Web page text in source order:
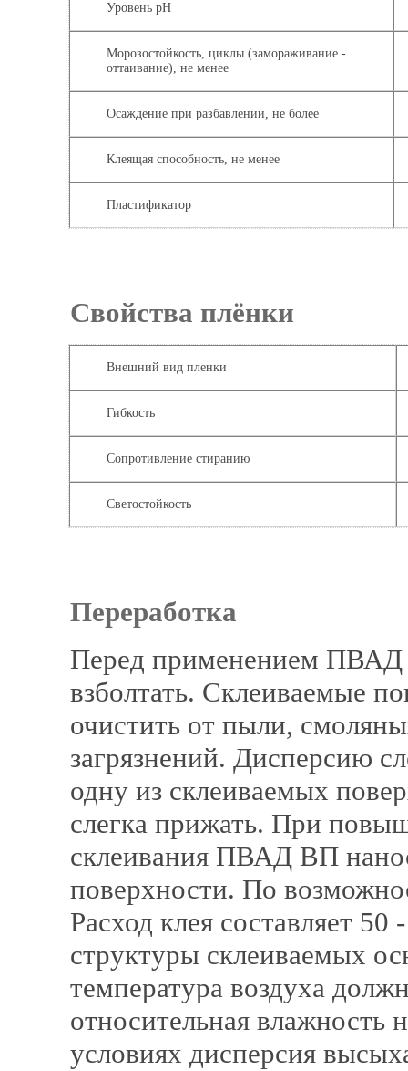
Уровень pH
Морозостойкость, циклы (замораживание -
оттаивание), не менее
Осаждение при разбавлении, не более
Клеящая способность, не менее
Пластификатор
Свойства
Внешний вид пленки
Гибкость
Сопротивление стиранию
Светостойкость
Переработка
Перед применением ПВАД
взболтать. Склеиваемые
очистить от пыли,
загрязнений. Дисперсию
одну из склеиваемых
слегка прижать. При
склеивания ПВАД ВП
поверхности. По
Расход клея составляет
структуры склеиваемых
температура воздуха
относительная
условиях дисперсия